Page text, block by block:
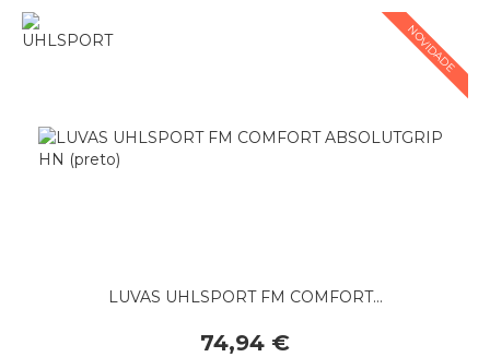
NOVIDADE
LUVAS UHLSPORT FM COMFORT...
74,94 €